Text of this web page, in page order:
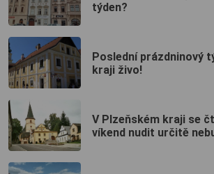
týden?
Poslední prázdninový
kraji živo!
V Plzeňském kraji se
víkend nudit určitě